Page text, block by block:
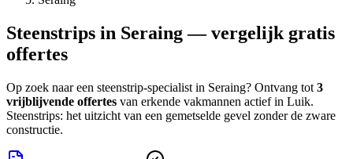
Steenstrips in Seraing— vergelijk gratis
offertes
Op zoek naareen steenstrip-specialist in Seraing? Ontvang tot 3
vrijblijvende offertes van erkende vakmannen actief in Luik.
Steenstrips: het uitzicht van een gemetselde gevel zonder de zware
constructie.